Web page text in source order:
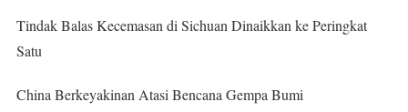
Tindak Balas Kecemasan di Sichuan Dinaikkan ke Peringkat
Satu
China Berkeyakinan Atasi Bencana Gempa Bumi